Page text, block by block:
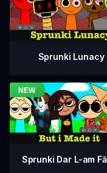
Sprunki Lunacy
Sprunki Dar L-am